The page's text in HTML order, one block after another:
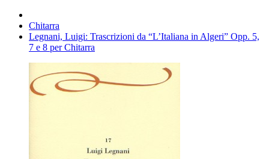
Chitarra
Legnani, Luigi: Trascrizioni da “L’Italiana in Algeri” Opp. 5,
7 e 8 per Chitarra